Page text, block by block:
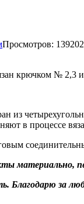
Просмотров: 13920
крючком № 2,3
из
в процессе
Благодарю за